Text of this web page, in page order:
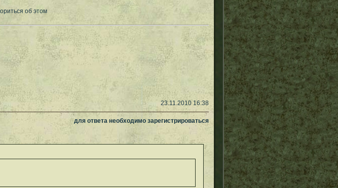
об этом
23.11.2010 16:38
для ответа необходимо зарегистрироваться